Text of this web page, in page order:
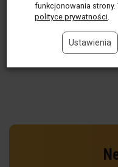
25,01 zł / szt
funkcjonowania
polityce prywatności
Ustawienia